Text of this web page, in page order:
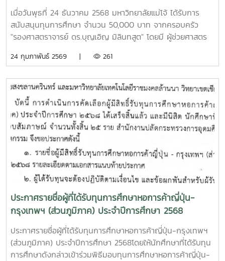
เมื่อวันพุธที่ 24 ธันวาคม 2568 มหาวิทยาลัยแม่โจ้ ได้รับการ
สนับสนุนทุนการศึกษา จำนวน 50,000 บาท จากครอบครัว
"รองศาสตราจารย์ ดร.บุญเอิญ มิลินทสูต" โดยมี ผู้ช่วยศาสตร
เป็นผู้รับมอบทุนการศึกษา "รองศาสตราจารย์ ดร.บุญเอิญ มิลิ
24 กุมภาพันธ์ 2569 | 261
ประกาศรายชื่อผู้ที่ได้รับทุนการศึกษาหอการค้าญี่ปุ่น-
กรุงเทพฯ (ส่วนภูมิภาค) ประจำปีการศึกษา 2568
ประกาศรายชื่อผู้ที่ได้รับทุนการศึกษาหอการค้าญี่ปุ่น-กรุงเทพฯ
(ส่วนภูมิภาค) ประจำปีการศึกษา 2568โดยให้นักศึกษาที่ได้รับทุน
การศึกษาดังกล่าวเข้าร่วมพิธีมอบทุนการศึกษาหอการค้าญี่ปุ่น-